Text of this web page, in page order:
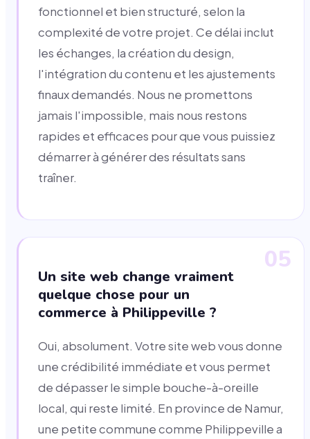
fonctionnel et bien structuré, selon la
complexité de votre projet. Ce délai inclut
les échanges, la création du design,
l'intégration du contenu et les ajustements
finaux demandés. Nous ne promettons
jamais l'impossible, mais nous restons
rapides et efficaces pour que vous puissiez
démarrer à générer des résultats sans
traîner.
05
Un site web change vraiment
quelque chose pour un
commerce à Philippeville ?
Oui, absolument. Votre site web vous donne
une crédibilité immédiate et vous permet
de dépasser le simple bouche-à-oreille
local, qui reste limité. En province de Namur,
une petite commune comme Philippeville a